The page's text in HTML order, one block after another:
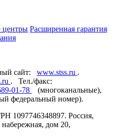
центры Расширенная гарантия
сайт: www.stss.ru .
. Тел./факс:
01-78
(многоканальные),
федеральный номер).
1097746348897. Россия,
дом 20,